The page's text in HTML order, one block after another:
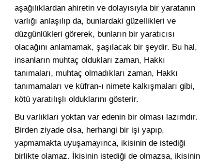
aşağılıklardan ahiretin ve dolayısıyla bir yaratanın
varlığı anlaşılıp da, bunlardaki güzellikleri ve
düzgünlükleri görerek, bunların bir yaratıcısı
olacağını anlamamak, şaşılacak bir şeydir. Bu hal,
insanların muhtaç oldukları zaman, Hakkı
tanımaları, muhtaç olmadıkları zaman, Hakkı
tanımamaları ve küfran-ı nimete kalkışmaları gibi,
kötü yaratılışlı olduklarını gösterir.
Bu varlıkları yoktan var edenin bir olması lazımdır.
Birden ziyade olsa, herhangi bir işi yapıp,
yapmamakta uyuşamayınca, ikisinin de istediği
birlikte olamaz. İkisinin istediği de olmazsa, ikisinin